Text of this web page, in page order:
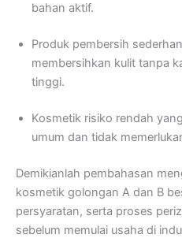
bahan aktif.
Produk pembersih
membersihkan kulit tanpa
tinggi.
Kosmetik risiko rendah
umum dan tidak
Demikianlah pembahasan
kosmetik golongan A dan B
persyaratan, serta proses
sebelum memulai usaha di